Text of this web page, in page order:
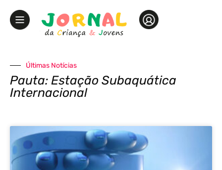
Últimas Notícias
Pauta: Estação Subaquática
Internacional